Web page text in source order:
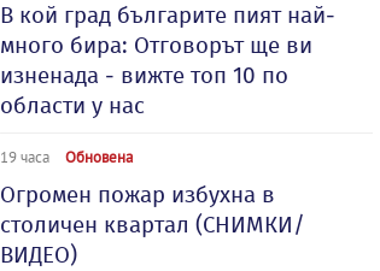
В кой град българите пият най-
много бира: Отговорът ще ви
изненада - вижте топ 10 по
области у нас
19 часа Обновена
Огромен пожар избухна в
столичен квартал (СНИМКИ/
ВИДЕО)